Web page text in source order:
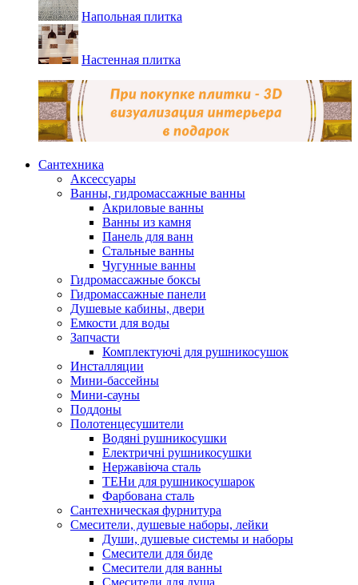
Напольная плитка
Настенная плитка
Сантехника
Аксессуары
Ванны, гидромассажные ванны
Акриловые ванны
Ванны из камня
Панель для ванн
Стальные ванны
Чугунные ванны
Гидромассажные боксы
Гидромассажные панели
Душевые кабины, двери
Емкости для воды
Запчасти
Комплектуючі для рушникосушок
Инсталляции
Мини-бассейны
Мини-сауны
Поддоны
Полотенцесушители
Водяні рушникосушки
Електричні рушникосушки
Нержавіюча сталь
ТЕНи для рушникосушарок
Фарбована сталь
Сантехническая фурнитура
Смесители, душевые наборы, лейки
Души, душевые системы и наборы
Смесители для биде
Смесители для ванны